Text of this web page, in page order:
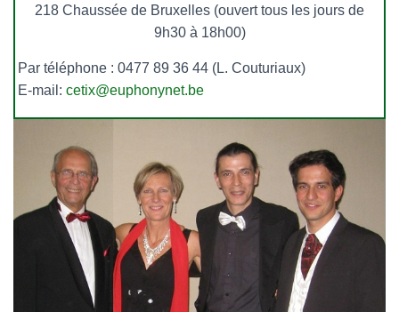
218 Chaussée de Bruxelles (ouvert tous les jours de
9h30 à 18h00)
Par téléphone : 0477 89 36 44 (L. Couturiaux)
E-mail: cetix@euphonynet.be